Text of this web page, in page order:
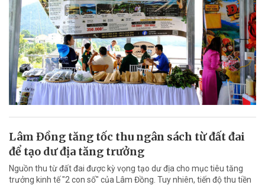
Lâm Đồng tăng tốc thu ngân sách từ đất đai
để tạo dư địa tăng trưởng
Nguồn thu từ đất đai được kỳ vọng tạo dư địa cho mục tiêu tăng
trưởng kinh tế "2 con số" của Lâm Đồng. Tuy nhiên, tiến độ thu tiền